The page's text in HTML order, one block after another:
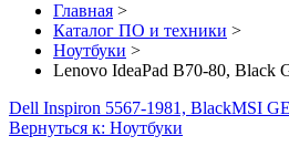
Главная >
Каталог ПО и техники >
Ноутбуки >
Lenovo IdeaPad B70-80, Black
Dell Inspiron 5567-1981, BlackMSI
Вернуться к: Ноутбуки